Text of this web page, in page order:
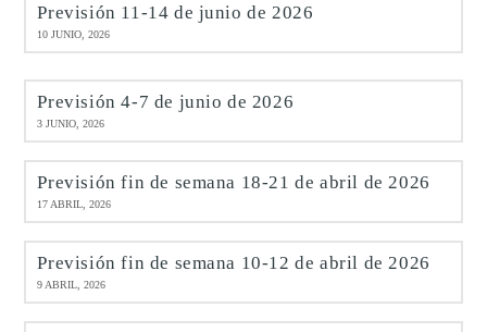
Previsión 11-14 de junio de 2026
10 JUNIO, 2026
Previsión 4-7 de junio de 2026
3 JUNIO, 2026
Previsión fin de semana 18-21 de abril de 2026
17 ABRIL, 2026
Previsión fin de semana 10-12 de abril de 2026
9 ABRIL, 2026